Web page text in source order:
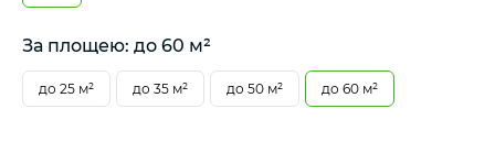
За площею: до 60 м²
до 25 м² до 35 м² до 50 м² до 60 м²